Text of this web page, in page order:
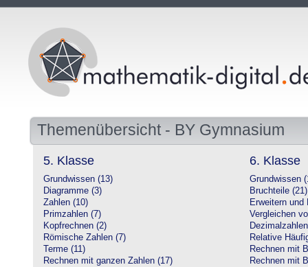
Themenübersicht - BY Gymnasium
5. Klasse
Grundwissen (13)
Diagramme (3)
Zahlen (10)
Primzahlen (7)
Kopfrechnen (2)
Römische Zahlen (7)
Terme (11)
Rechnen mit ganzen Zahlen (17)
6. Klasse
Grundwissen
Bruchteile (21)
Erweitern und
Vergleichen
Relative
Rechnen mit
Rechnen mit